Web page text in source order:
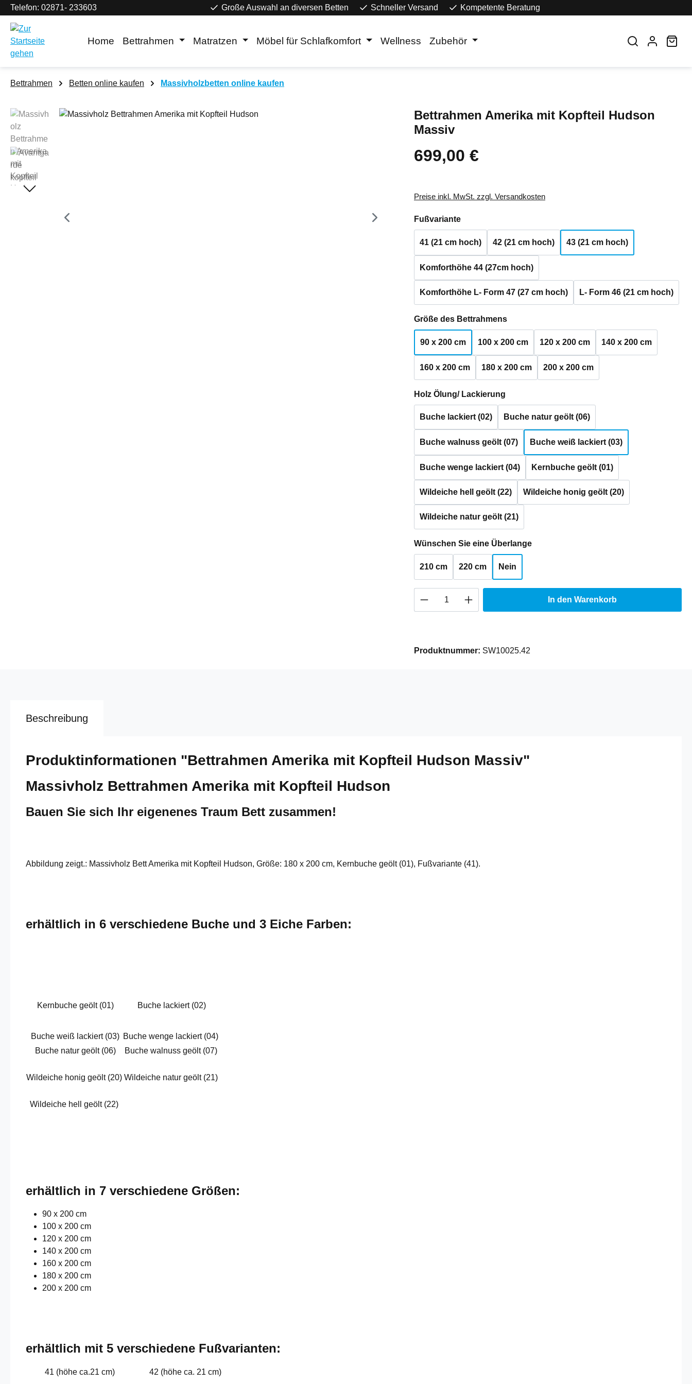
Hauptinhalt springen
Zur Suche springen
Zur Hauptnavigation springen
Telefon: 02871- 233603 Große Auswahl an diversen Betten Schneller Versand Kompetente Beratung
Home Bettrahmen Matratzen Möbel für Schlafkomfort Wellness Zubehör
Bettrahmen Betten online kaufen Massivholzbetten online kaufen
Bildergalerie überspringen
Bettrahmen Amerika mit Kopfteil Hudson
Massiv
Regulärer Preis:
699,00 €
Preise inkl. MwSt. zzgl. Versandkosten
Fußvarianteauswählen
41 (21 cm hoch) 42 (21 cm hoch) 43 (21 cm hoch)
Komforthöhe 44 (27cm hoch)
Komforthöhe L- Form 47 (27 cm hoch) L- Form 46 (21 cm hoch)
Größe des Bettrahmensauswählen
90 x 200 cm 100 x 200 cm 120 x 200 cm 140 x 200 cm
160 x 200 cm 180 x 200 cm 200 x 200 cm
Holz Ölung/ Lackierung
Buche lackiert (02) Buche natur geölt (06)
Buche walnuss geölt (07) Buche weiß lackiert (03)
Buche wenge lackiert (04) Kernbuche geölt (01)
Wildeiche hell geölt (22) Wildeiche honig geölt (20)
Wildeiche natur geölt (21)
Wünschen Sie eine Überlangeauswählen
210 cm 220 cm Nein
Produkt Anzahl: Gib den gewünschten Wert ein
In den Warenkorb
Produktnummer: SW10025.42
Beschreibung
Produktinformationen "Bettrahmen Amerika mit Kopfteil Hudson Massiv"
Massivholz Bettrahmen Amerika mit Kopfteil Hudson
Bauen Sie sich Ihr eigenenes Traum Bett zusammen!
Abbildung zeigt.: Massivholz Bett Amerika mit Kopfteil Hudson, Größe: 180 x 200 cm, Kernbuche geölt (01), Fußvariante (41).
erhältlich in 6 verschiedene Buche und 3 Eiche Farben:
Kernbuche geölt (01) Buche lackiert (02)
Buche weiß lackiert (03) Buche wenge lackiert (04)
Buche natur geölt (06)
Buche walnuss geölt (07)
Wildeiche honig geölt (20) Wildeiche natur geölt (21)
Wildeiche hell geölt (22)
erhältlich in 7 verschiedene Größen:
90 x 200 cm
100 x 200 cm
120 x 200 cm
140 x 200 cm
160 x 200 cm
180 x 200 cm
200 x 200 cm
erhältlich mit 5 verschiedene Fußvarianten:
41 (höhe ca.21 cm) 42 (höhe ca. 21 cm)